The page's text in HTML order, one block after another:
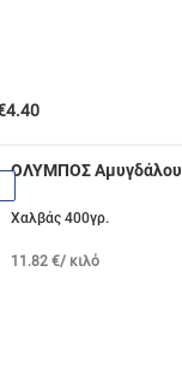
ΟΛΥΜΠΟΣ Αμυγδάλου
Χαλβάς 400γρ.
11.82 €/ κιλό